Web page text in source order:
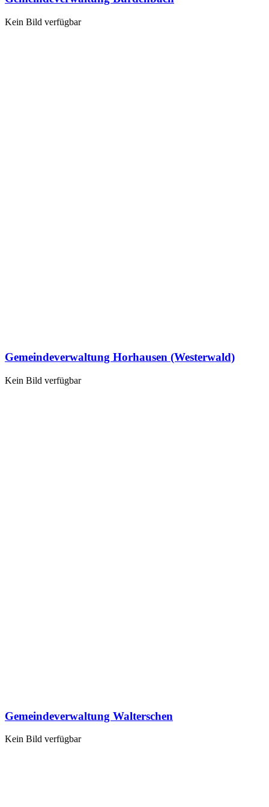
Kein Bild verfügbar
Gemeindeverwaltung Horhausen (Westerwald)
Kein Bild verfügbar
Gemeindeverwaltung Walterschen
Kein Bild verfügbar